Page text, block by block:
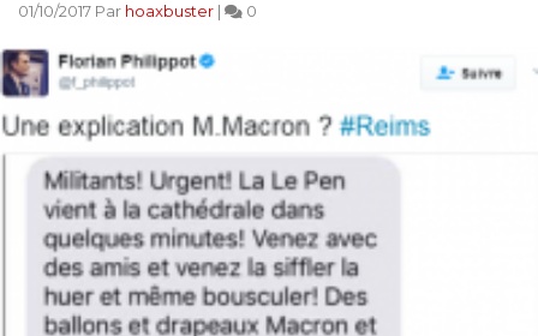
01/10/2017 Par hoaxbuster | 0